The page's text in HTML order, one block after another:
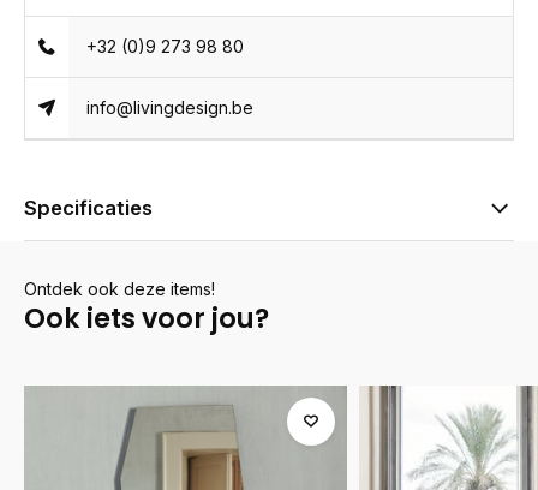
+32 (0)9 273 98 80
info@livingdesign.be
Specificaties
Ontdek ook deze items!
Ook iets voor jou?